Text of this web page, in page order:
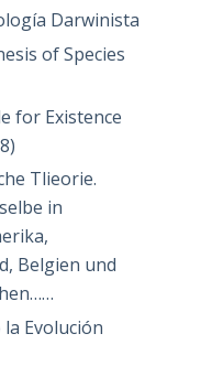
Darwinista
of Species
for Existence
Tlieorie.
in
Belgien und
Evolución